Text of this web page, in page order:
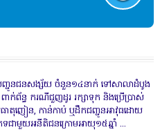
តបញ្ជូនជនសង្ស័យ ចំនួន១៤នាក់ ទៅសាលាដំបូង
ពាក់ព័ន្ធ ករណីជួញដូរ រក្សាទុក និងប្រើប្រាស់
ាតុញៀន, កាន់កាប់ ឬដឹកជញ្ជូនអាវុធដោយ
េទជាមួយអនីតិជនក្រោមអាយុ១៥ឆ្នាំ ...